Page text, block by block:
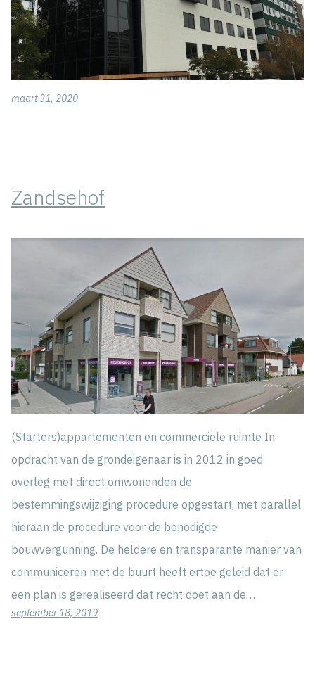
maart 31, 2020
Zandsehof
(Starters)appartementen en commerciële ruimte In
opdracht van de grondeigenaar is in 2012 in goed
overleg met direct omwonenden de
bestemmingswijziging procedure opgestart, met parallel
hieraan de procedure voor de benodigde
bouwvergunning. De heldere en transparante manier van
communiceren met de buurt heeft ertoe geleid dat er
een plan is gerealiseerd dat recht doet aan de…
september 18, 2019